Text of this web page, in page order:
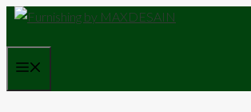
Skip
content